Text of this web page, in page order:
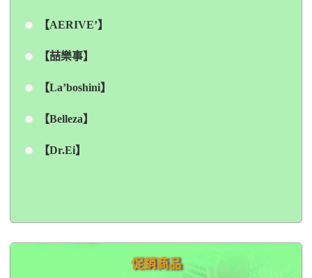
【AERIVE’】
【喆樂事】
【La’boshini】
【Belleza】
【Dr.Ei】
促銷商品